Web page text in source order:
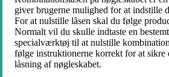
giver brugerne mulighed for at indstille
For at nulstille låsen skal du følge
Normalt vil du skulle indtaste en
specialværktøj til at nulstille
følge instruktionerne korrekt for at sikre
låsning af nøgleskabet.